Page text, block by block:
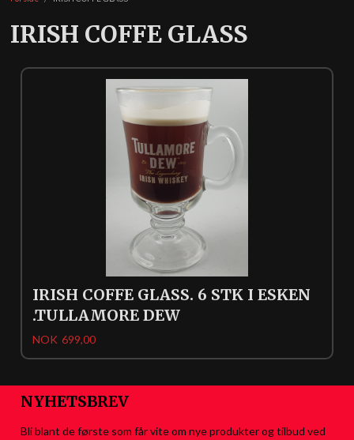
IRISH COFFE GLASS
IRISH COFFE GLASS. 6 STK I ESKEN
.TULLAMORE DEW
Pris
NOK 699,00
NYHETSBREV
Bli blant de første som får vite om nye produkter og tilbud ved